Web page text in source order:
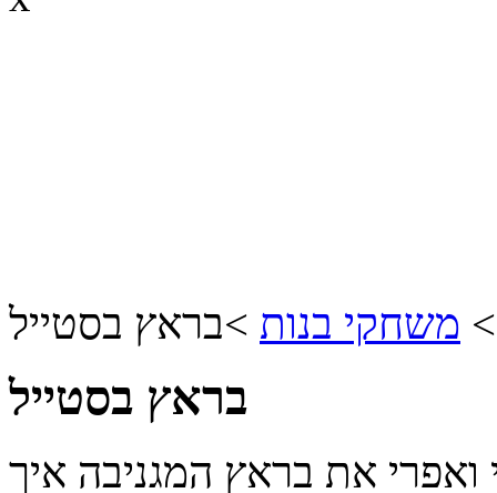
משחקי בנות >בראץ בסטייל
בראץ בסטייל
ואפרי את בראץ המגניבה איך